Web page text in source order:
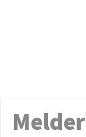
Melder